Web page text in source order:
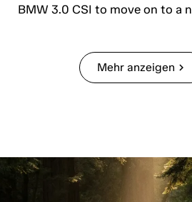
BMW 3.0 CSI to move on to a
Mehr anzeigen chevron_right